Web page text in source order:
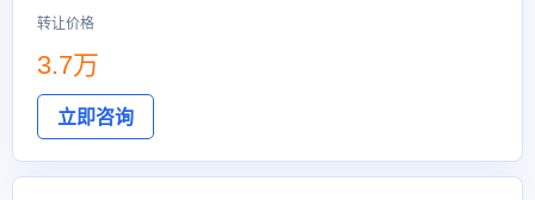
转让价格
3.7万
立即咨询